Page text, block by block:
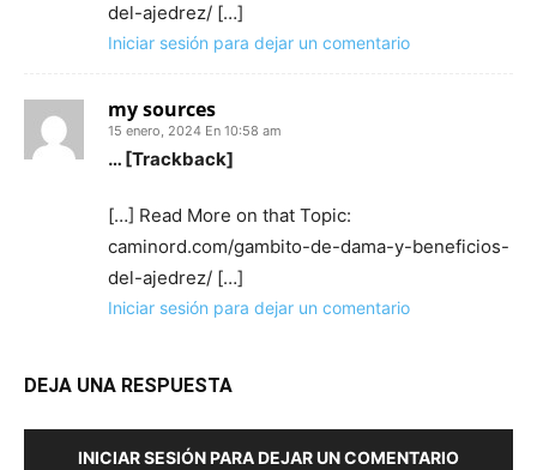
del-ajedrez/ […]
Iniciar sesión para dejar un comentario
my sources
15 enero, 2024 En 10:58 am
… [Trackback]
[…] Read More on that Topic:
caminord.com/gambito-de-dama-y-beneficios-
del-ajedrez/ […]
Iniciar sesión para dejar un comentario
DEJA UNA RESPUESTA
INICIAR SESIÓN PARA DEJAR UN COMENTARIO